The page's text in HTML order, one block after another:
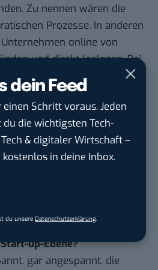
dein Feed
Schritt voraus. Jeden
die wichtigsten Tech-
Tech & digitaler Wirtschaft –
in deine Inbox.
du unsere Datenschutzerklärung.
Zu nennen wären die
Prozesse. In anderen
online von
und direkt loslegen. Bei
der länger dauert.
haben
ist Deutschland ein
auch für vieles dankbar
was unsere Bildung, unser
so oft hinterfragte
aktuelle Inflation und
up-Ebene?
gar angespannt, die